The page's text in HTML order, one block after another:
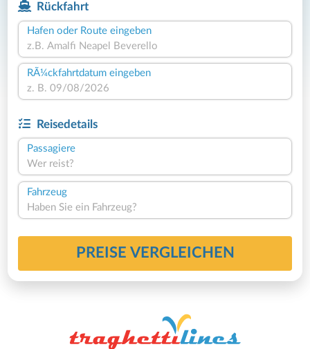
Rückfahrt
Hafen oder Route eingeben
RÃ¼ckfahrtdatum eingeben
Reisedetails
Passagiere
Wer reist?
Fahrzeug
Haben Sie ein Fahrzeug?
PREISE VERGLEICHEN